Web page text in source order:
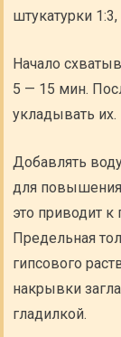
штукатурки
Начало
5 — 15 мин.
укладывать их.
Добавлять
для повышения
это приводит
Предельная
гипсового
накрывки
гладилкой.